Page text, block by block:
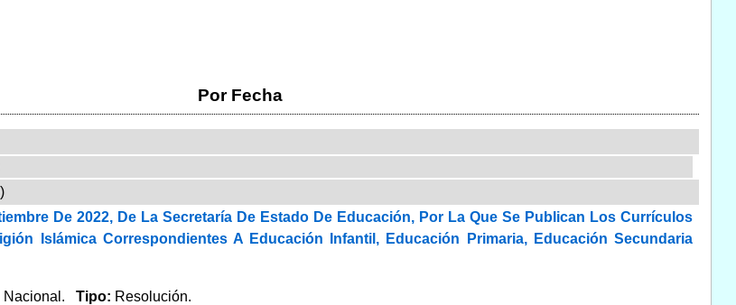
Por Fecha
De 2022, De La Secretaría De Estado De Educación, Por La Que Se Publican Los Currículos
Islámica Correspondientes A Educación Infantil, Educación Primaria, Educación Secundaria
Nacional. Tipo: Resolución.